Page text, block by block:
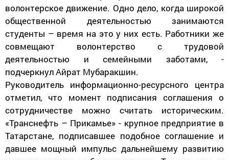
волонтерское движение. Одно дело, когда широкой
общественной деятельностью занимаются
студенты – время на это у них есть. Работники же
совмещают волонтерство с трудовой
деятельностью и семейными заботами, -
подчеркнул Айрат Мубаракшин.
Руководитель информационно-ресурсного центра
отметил, что момент подписания соглашения о
сотрудничестве можно считать историческим.
«Транснефть – Прикамье» - крупное предприятие в
Татарстане, подписавшее подобное соглашение и
давшее мощный импульс дальнейшему развитию